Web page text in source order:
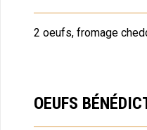
2 oeufs, fromage
OEUFS